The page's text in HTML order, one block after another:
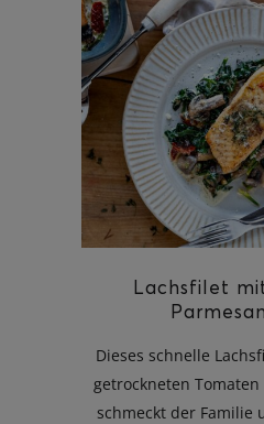
Lachsfilet
Dieses schnelle
getrockneten
schmeckt der Familie